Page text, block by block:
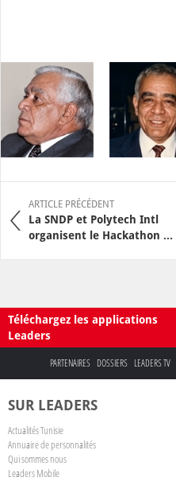
ARTICLE PRÉCÉDENT
La SNDP et Polytech Intl
organisent le Hackathon ...
Téléchargez les applications
Leaders
PARTENAIRES DOSSIERS LEADERS TV
SUR LEADERS
Actualités Tunisie
Annuaire de personnalités
Qui sommes nous
Leaders Mobile